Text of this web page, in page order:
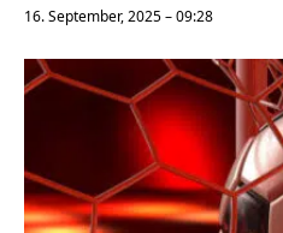
16. September, 2025 – 09:28